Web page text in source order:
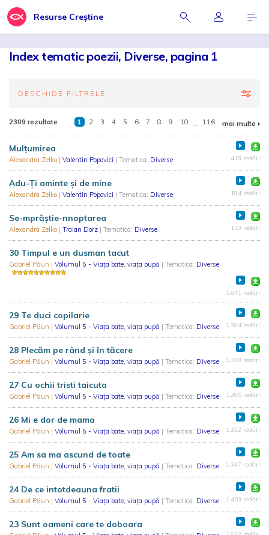
Resurse Creștine
Index tematic poezii, Diverse, pagina 1
DESCHIDE FILTRELE
2309 rezultate 1 2 3 4 5 6 7 8 9 10 ... 116 mai multe
Mulțumirea
Alexandra Zelko | Valentin Popovici | Tematica: Diverse 418 redări
Adu-Ți aminte și de mine
Alexandra Zelko | Valentin Popovici | Tematica: Diverse 184 redări
Se-mprăștie-nnoptarea
Alexandra Zelko | Traian Dorz | Tematica: Diverse 130 redări
30 Timpul e un dusman tacut
Gabriel Păun | Volumul 5 - Viața bate, viața pupă | Tematica: Diverse
1.641 redări
29 Te duci copilarie
Gabriel Păun | Volumul 5 - Viața bate, viața pupă | Tematica: Diverse 1.384 redări
28 Plecăm pe rând și în tăcere
Gabriel Păun | Volumul 5 - Viața bate, viața pupă | Tematica: Diverse 1.328 redări
27 Cu ochii tristi taicuta
Gabriel Păun | Volumul 5 - Viața bate, viața pupă | Tematica: Diverse 1.265 redări
26 Mi e dor de mama
Gabriel Păun | Volumul 5 - Viața bate, viața pupă | Tematica: Diverse 1.322 redări
25 Am sa ma ascund de toate
Gabriel Păun | Volumul 5 - Viața bate, viața pupă | Tematica: Diverse 1.347 redări
24 De ce intotdeauna fratii
Gabriel Păun | Volumul 5 - Viața bate, viața pupă | Tematica: Diverse 1.453 redări
23 Sunt oameni care te doboara